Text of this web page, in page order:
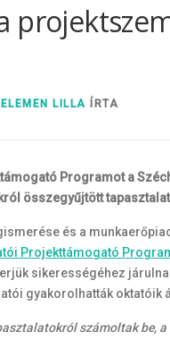
LILLA ÍRTA
Programot a
összegyűjtött
és a
Projekttámogató
sikerességéhez
gyakorolhatták oktatóik
számoltak